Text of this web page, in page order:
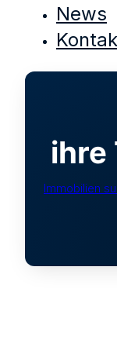
News
ihre
Immobilien